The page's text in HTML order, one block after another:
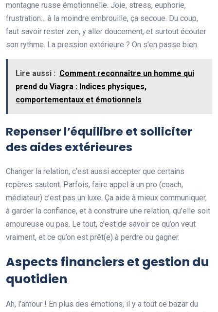
montagne russe émotionnelle. Joie, stress, euphorie,
frustration… à la moindre embrouille, ça secoue. Du coup,
faut savoir rester zen, y aller doucement, et surtout écouter
son rythme. La pression extérieure ? On s’en passe bien.
Lire aussi : Comment reconnaître un homme qui
prend du Viagra : Indices physiques,
comportementaux et émotionnels
Repenser l’équilibre et solliciter
des aides extérieures
Changer la relation, c’est aussi accepter que certains
repères sautent. Parfois, faire appel à un pro (coach,
médiateur) c’est pas un luxe. Ça aide à mieux communiquer,
à garder la confiance, et à construire une relation, qu’elle soit
amoureuse ou pas. Le tout, c’est de savoir ce qu’on veut
vraiment, et ce qu’on est prêt(e) à perdre ou gagner.
Aspects financiers et gestion du
quotidien
Ah, l’amour ! En plus des émotions, il y a tout ce bazar du